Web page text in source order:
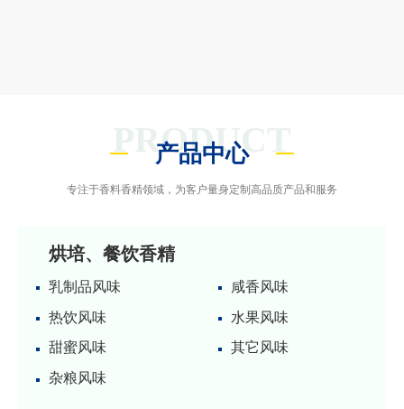
PRODUCT
产品中心
专注于香料香精领域，为客户量身定制高品质产品和服务
烘培、餐饮香精
乳制品风味
咸香风味
热饮风味
水果风味
甜蜜风味
其它风味
杂粮风味